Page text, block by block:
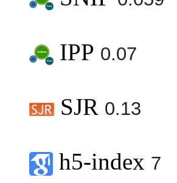
IPP 0.07
SJR 0.13
h5-index 7